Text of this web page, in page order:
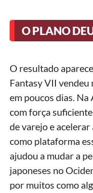
O PLANO
O resultado
Fantasy VII vendeu
em poucos dias.
com força
de varejo e
como plataforma
ajudou a mudar a
japoneses no
por muitos como